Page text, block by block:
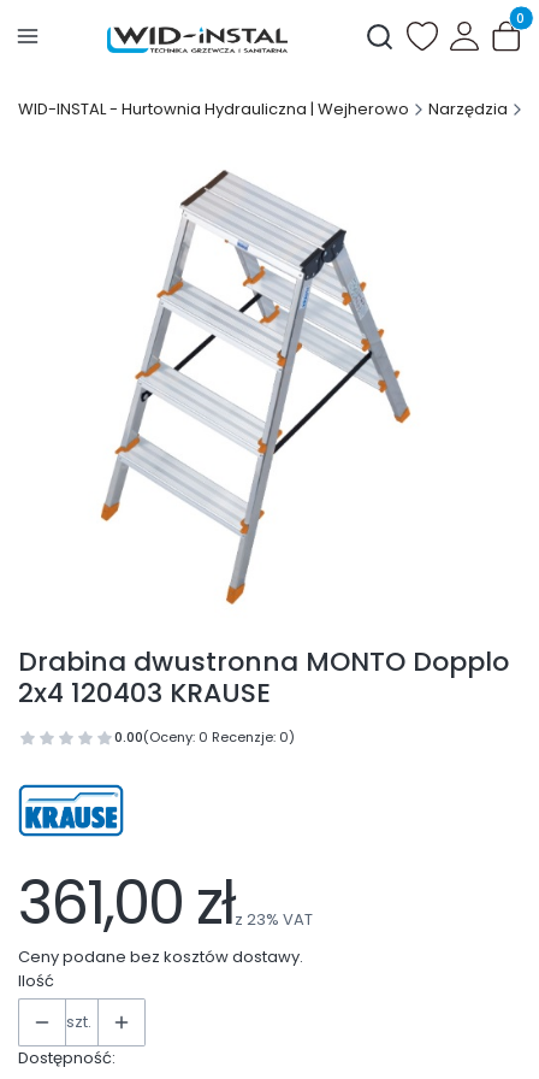
Otwórz
WID-INSTAL - Hurtownia Hydrauliczna | Wejherowo Narzędzia
Drabina dwustronna MONTO Dopplo
2x4 120403 KRAUSE
0.00(Oceny: 0 Recenzje: 0)
361,00 złz 23% VAT
Ceny podane bez kosztów dostawy.
Ilość
szt.
Dostępność: